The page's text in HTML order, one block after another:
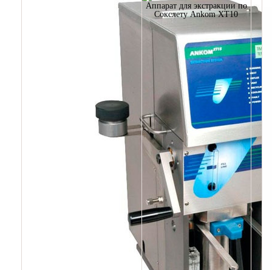
Аппарат для экстракции по
Сокслету Ankom XT10